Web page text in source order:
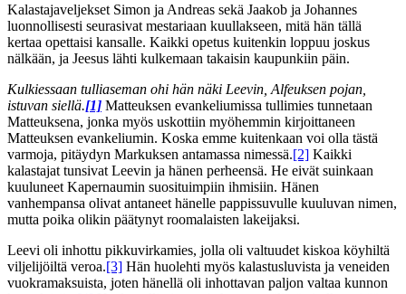
Kalastajaveljekset Simon ja Andreas sekä Jaakob ja Johannes
luonnollisesti seurasivat mestariaan kuullakseen, mitä hän tällä
kertaa opettaisi kansalle. Kaikki opetus kuitenkin loppuu joskus
nälkään, ja Jeesus lähti kulkemaan takaisin kaupunkiin päin.
Kulkiessaan tulliaseman ohi hän näki Leevin, Alfeuksen pojan,
istuvan siellä.[1] Matteuksen evankeliumissa tullimies tunnetaan
Matteuksena, jonka myös uskottiin myöhemmin kirjoittaneen
Matteuksen evankeliumin. Koska emme kuitenkaan voi olla tästä
varmoja, pitäydyn Markuksen antamassa nimessä.[2] Kaikki
kalastajat tunsivat Leevin ja hänen perheensä. He eivät suinkaan
kuuluneet Kapernaumin suosituimpiin ihmisiin. Hänen
vanhempansa olivat antaneet hänelle pappissuvulle kuuluvan nimen,
mutta poika olikin päätynyt roomalaisten lakeijaksi.
Leevi oli inhottu pikkuvirkamies, jolla oli valtuudet kiskoa köyhiltä
viljelijöiltä veroa.[3] Hän huolehti myös kalastusluvista ja veneiden
vuokramaksuista, joten hänellä oli inhottavan paljon valtaa kunnon